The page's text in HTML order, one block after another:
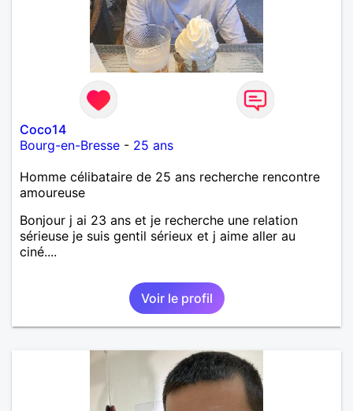
Coco14
Bourg-en-Bresse - 25 ans
Homme célibataire de 25 ans recherche rencontre
amoureuse
Bonjour j ai 23 ans et je recherche une relation
sérieuse je suis gentil sérieux et j aime aller au
ciné....
Voir le profil